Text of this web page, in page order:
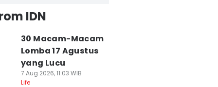
IDN
30 Macam-Macam
Lomba 17 Agustus
yang Lucu
7 Aug 2026, 11:03 WIB
Life